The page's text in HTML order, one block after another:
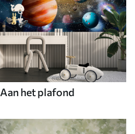
Aan het plafond